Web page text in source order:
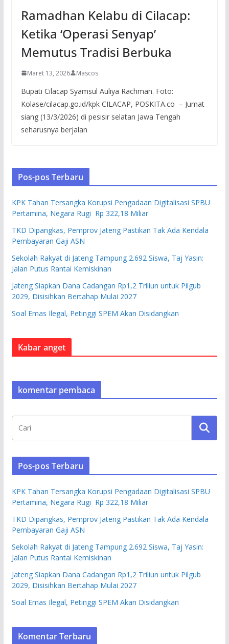
Ramadhan Kelabu di Cilacap:
Ketika ‘Operasi Senyap’
Memutus Tradisi Berbuka
Maret 13, 2026 Mascos
Bupati Cilacap Syamsul Auliya Rachman. Foto:
Kolase/cilacap.go.id/kpk CILACAP, POSKITA.co – Jumat
siang (13/3/2026) di pesisir selatan Jawa Tengah
seharusnya berjalan
Pos-pos Terbaru
KPK Tahan Tersangka Korupsi Pengadaan Digitalisasi SPBU
Pertamina, Negara Rugi Rp 322,18 Miliar
TKD Dipangkas, Pemprov Jateng Pastikan Tak Ada Kendala
Pembayaran Gaji ASN
Sekolah Rakyat di Jateng Tampung 2.692 Siswa, Taj Yasin:
Jalan Putus Rantai Kemiskinan
Jateng Siapkan Dana Cadangan Rp1,2 Triliun untuk Pilgub
2029, Disisihkan Bertahap Mulai 2027
Soal Emas Ilegal, Petinggi SPEM Akan Disidangkan
Kabar anget
komentar pembaca
Pos-pos Terbaru
KPK Tahan Tersangka Korupsi Pengadaan Digitalisasi SPBU
Pertamina, Negara Rugi Rp 322,18 Miliar
TKD Dipangkas, Pemprov Jateng Pastikan Tak Ada Kendala
Pembayaran Gaji ASN
Sekolah Rakyat di Jateng Tampung 2.692 Siswa, Taj Yasin:
Jalan Putus Rantai Kemiskinan
Jateng Siapkan Dana Cadangan Rp1,2 Triliun untuk Pilgub
2029, Disisihkan Bertahap Mulai 2027
Soal Emas Ilegal, Petinggi SPEM Akan Disidangkan
Komentar Terbaru